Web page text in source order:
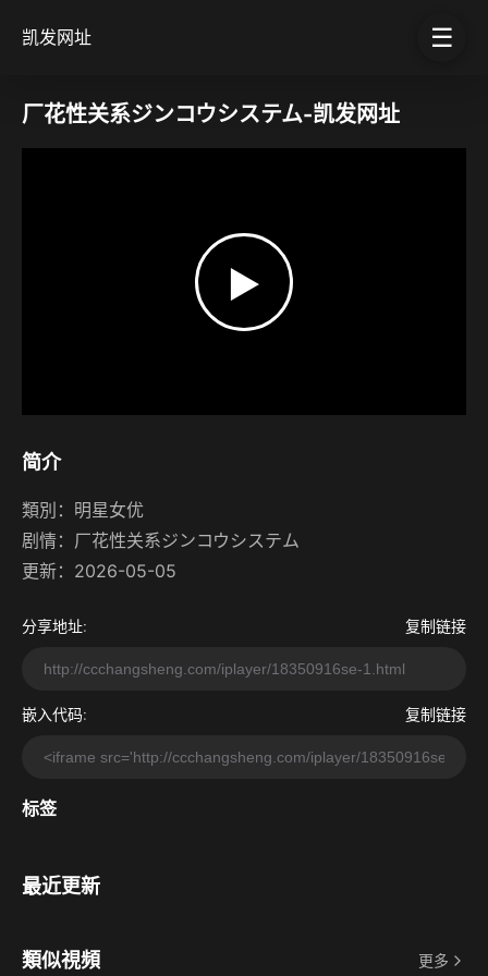
凯发网址 ☰
厂花性关系ジンコウシステム-凯发网址
▶
简介
類別： 明星女优
剧情： 厂花性关系ジンコウシステム
更新：2026-05-05
分享地址: 复制链接
嵌入代码: 复制链接
标签
最近更新
類似視頻 更多